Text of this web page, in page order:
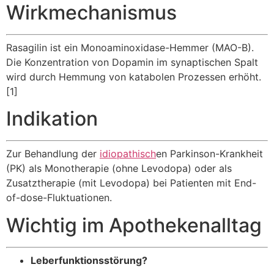
Wirkmechanismus
Rasagilin ist ein Monoaminoxidase-Hemmer (MAO-B).
Die Konzentration von Dopamin im synaptischen Spalt
wird durch Hemmung von katabolen Prozessen erhöht.
[1]
Indikation
Zur Behandlung der idiopathischen Parkinson-Krankheit
(PK) als Monotherapie (ohne Levodopa) oder als
Zusatztherapie (mit Levodopa) bei Patienten mit End-
of-dose-Fluktuationen.
Wichtig im Apothekenalltag
Leberfunktionsstörung?